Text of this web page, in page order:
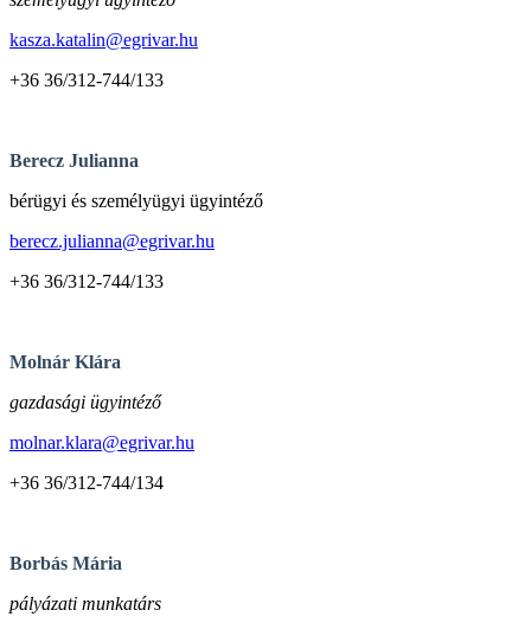
kasza.katalin@egrivar.hu
+36 36/312-744/133
Berecz Julianna
bérügyi és személyügyi ügyintéző
berecz.julianna@egrivar.hu
+36 36/312-744/133
Molnár Klára
gazdasági ügyintéző
molnar.klara@egrivar.hu
+36 36/312-744/134
Borbás Mária
pályázati munkatárs